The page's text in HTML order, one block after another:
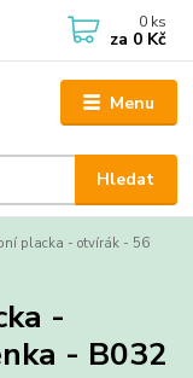
Menu
Hledat
0 ks
za 0 Kč
placka - otvírák - 56
-
- B032